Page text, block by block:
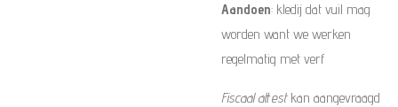
Aandoen: kledij dat vuil mag
worden want we werken
regelmatig met verf
Fiscaal attestkan aangevraagd